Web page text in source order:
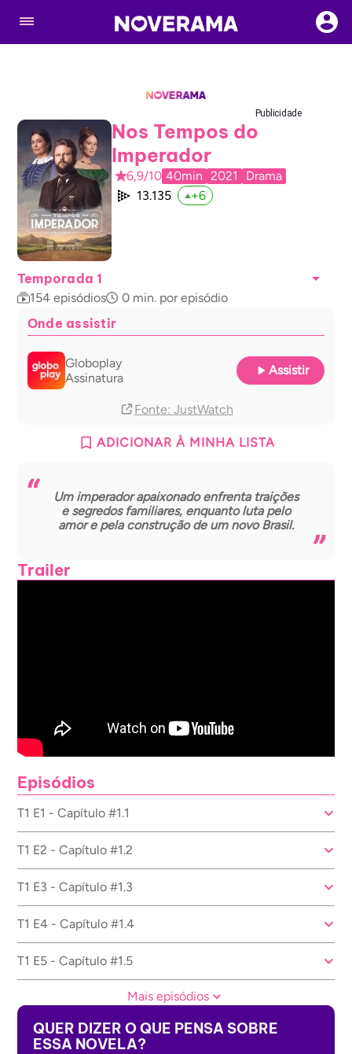
Publicidade
Nos Tempos do
Imperador
6,9/10 40min 2021
Drama
13.135
+6
Temporada 1
154 episódios 0 min. por episódio
Onde assistir
Globoplay
Assinatura
Assistir
Fonte: JustWatch
ADICIONAR À MINHA LISTA
Um imperador apaixonado enfrenta traições
e segredos familiares, enquanto luta pelo
amor e pela construção de um novo Brasil.
Trailer
Episódios
T1 E1 - Capítulo #1.1
T1 E2 - Capítulo #1.2
T1 E3 - Capítulo #1.3
T1 E4 - Capítulo #1.4
T1 E5 - Capítulo #1.5
Mais episódios
QUER DIZER O QUE PENSA SOBRE
ESSA NOVELA?